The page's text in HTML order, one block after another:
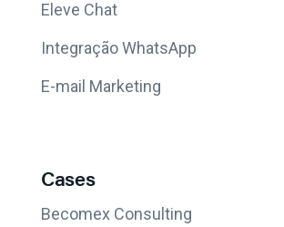
Eleve Chat
Integração WhatsApp
E-mail Marketing
Cases
Becomex Consulting